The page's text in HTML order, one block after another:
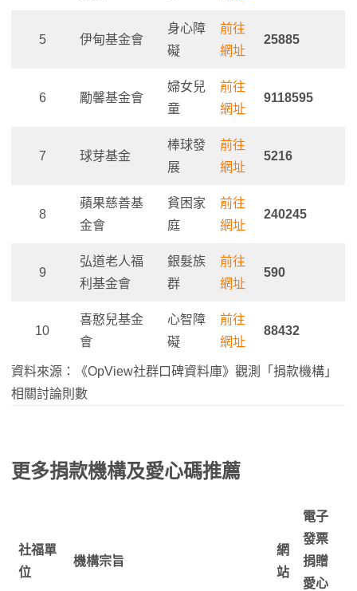
5 伊甸基金會
身心障
礙
前往
網址
25885
6 勵馨基金會
婦女兒
童
前往
網址
9118595
7 球芽基金
棒球發
展
前往
網址
5216
8
蘋果慈善基
金會
貧困家
庭
前往
網址
240245
9
弘道老人福
利基金會
銀髮族
群
前往
網址
590
10
喜憨兒基金
會
心智障
礙
前往
網址
88432
資料來源：《OpView社群口碑資料庫》觀測「捐款機構」
相關討論則數
更多捐款機構及愛心碼推薦
社福單
位
機構宗旨
網
站
電子
發票
捐贈
愛心